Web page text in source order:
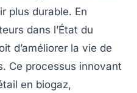
plus durable. En
dans l’État du
d’améliorer la vie de
. Ce processus innovant
en biogaz,